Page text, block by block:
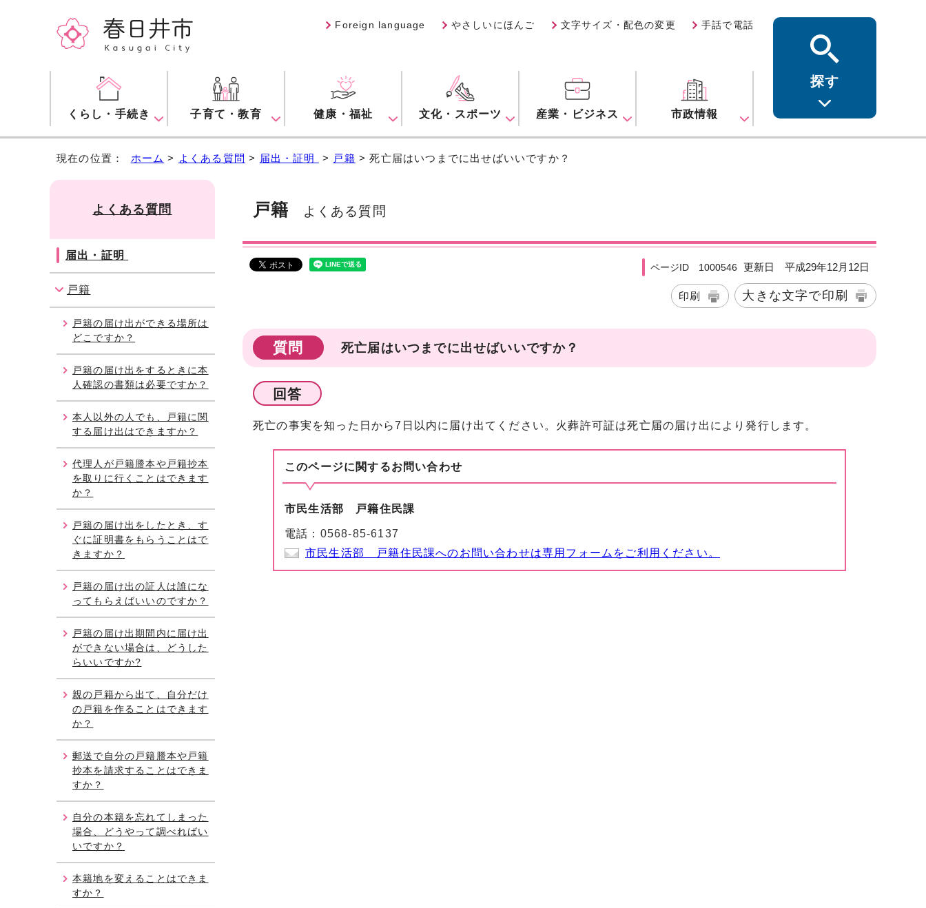
Foreign language やさしいにほんご 文字サイズ・配色の変更 手話で電話
くらし・手続き 子育て・教育 健康・福祉 文化・スポーツ 産業・ビジネス 市政情報
探す
現在の位置： ホーム > よくある質問 > 届出・証明 > 戸籍 > 死亡届はいつまでに出せばいいですか？
戸籍 よくある質問
ページID 1000546 更新日 平成29年12月12日
印刷 大きな文字で印刷
質問 死亡届はいつまでに出せばいいですか？
回答
死亡の事実を知った日から7日以内に届け出てください。火葬許可証は死亡届の届け出により発行します。
このページに関するお問い合わせ
市民生活部 戸籍住民課
電話： 0568-85-6137
市民生活部 戸籍住民課へのお問い合わせは専用フォームをご利用ください。
よくある質問
届出・証明
戸籍
戸籍の届け出ができる場所は
どこですか？
戸籍の届け出をするときに本
人確認の書類は必要ですか？
本人以外の人でも、戸籍に関
する届け出はできますか？
代理人が戸籍謄本や戸籍抄本
を取りに行くことはできます
か？
戸籍の届け出をしたとき、す
ぐに証明書をもらうことはで
きますか？
戸籍の届け出の証人は誰にな
ってもらえばいいのですか？
戸籍の届け出期間内に届け出
ができない場合は、どうした
らいいですか?
親の戸籍から出て、自分だけ
の戸籍を作ることはできます
か？
郵送で自分の戸籍謄本や戸籍
抄本を請求することはできま
すか？
自分の本籍を忘れてしまった
場合、どうやって調べればい
いですか？
本籍地を変えることはできま
すか？